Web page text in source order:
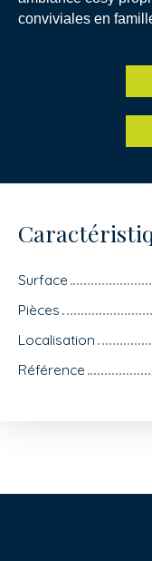
conviviales en
Surface
Pièces
Localisation
Référence